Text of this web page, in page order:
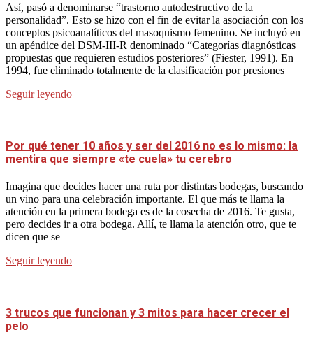
Así, pasó a denominarse “trastorno autodestructivo de la
personalidad”. Esto se hizo con el fin de evitar la asociación con los
conceptos psicoanalíticos del masoquismo femenino. Se incluyó en
un apéndice del DSM-III-R denominado “Categorías diagnósticas
propuestas que requieren estudios posteriores” (Fiester, 1991). En
1994, fue eliminado totalmente de la clasificación por presiones
Seguir leyendo
Por qué tener 10 años y ser del 2016 no es lo mismo: la
mentira que siempre «te cuela» tu cerebro
Imagina que decides hacer una ruta por distintas bodegas, buscando
un vino para una celebración importante. El que más te llama la
atención en la primera bodega es de la cosecha de 2016. Te gusta,
pero decides ir a otra bodega. Allí, te llama la atención otro, que te
dicen que se
Seguir leyendo
3 trucos que funcionan y 3 mitos para hacer crecer el
pelo